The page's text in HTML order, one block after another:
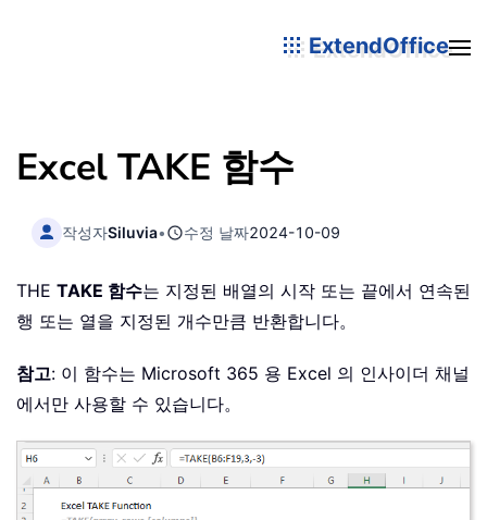
ExtendOffice
Excel TAKE 함수
작성자Siluvia• 수정 날짜2024-10-09
THE TAKE 함수는 지정된 배열의 시작 또는 끝에서 연속된
행 또는 열을 지정된 개수만큼 반환합니다。
참고: 이 함수는 Microsoft 365 용 Excel 의 인사이더 채널
에서만 사용할 수 있습니다。